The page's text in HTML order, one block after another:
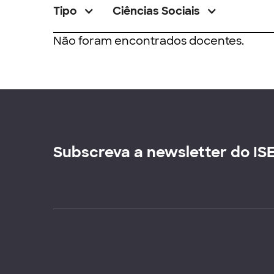
Tipo Ciências Sociais
Não foram encontrados docentes.
Subscreva a newsletter do